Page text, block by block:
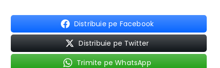
Distribuie pe Facebook
Distribuie pe Twitter
Trimite pe WhatsApp